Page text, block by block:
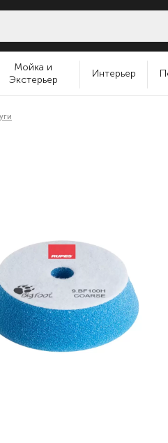
Мойка и
Экстерьер
Интерьер